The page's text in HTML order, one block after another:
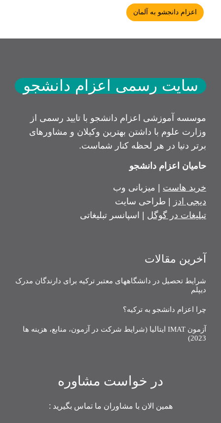
اعزام دانجشو به آلمان
سایت رسمی اعزام دانشجو
موسسه آموزشی اعزام دانشجو با تایید رسمی از
وزارت علوم با داشتن بهترین وکیلان و مشاورهای
برتر دنیا در هر لحظه کنار شماست.
حامیان اعزام دانشجو
خرید هاست | میزبانی وب
دیجی ادز
| طراحی سایت
تبلیغات در گوگل | اسپانسر تبلیغاتی
آخرین مقالات
شرایط تحصیل در دانشگاههای معتبر ترکیه برای دارندگان مدرک
دیپلم
چرا اعزام دانشجو به ترکیه؟
آزمون IMAT ایتالیا (شرایط شرکت در آزمون، منابع، هزینه ها
2023)
در خواست مشاوره
همین الان با مشاوران ما تماس بگیرید :